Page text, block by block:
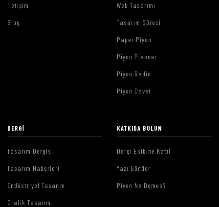
İletişim
Blog
Web Tasarımı
Tasarım Süreci
Paper Piyon
Piyon Planner
Piyon Radio
Piyon Davet
DERGI
Tasarım Dergisi
Tasarım Haberleri
Endüstriyel Tasarım
Grafik Tasarım
KATKIDA BULUN
Dergi Ekibine Katıl
Yazı Gönder
Piyon Ne Demek?